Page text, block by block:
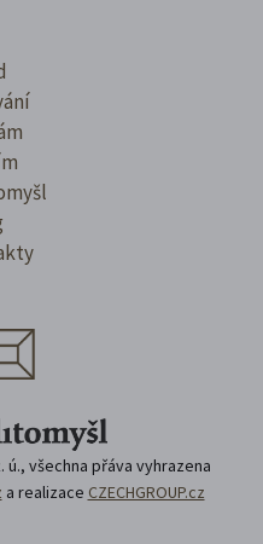
ú., všechna přáva vyhrazena
a realizace CZECHGROUP.cz